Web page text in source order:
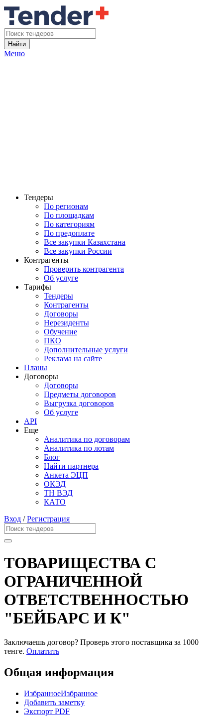
Найти
Меню
Тендеры
По регионам
По площадкам
По категориям
По предоплате
Все закупки Казахстана
Все закупки России
Контрагенты
Проверить контрагента
Об услуге
Тарифы
Тендеры
Контрагенты
Договоры
Нерезиденты
Обучение
ПКО
Дополнительные услуги
Реклама на сайте
Планы
Договоры
Договоры
Предметы договоров
Выгрузка договоров
Об услуге
API
Еще
Аналитика по договорам
Аналитика по лотам
Блог
Найти партнера
Анкета ЭЦП
ОКЭД
ТН ВЭД
КАТО
Вход /Регистрация
ТОВАРИЩЕСТВА С
ОГРАНИЧЕННОЙ
ОТВЕТСТВЕННОСТЬЮ
"БЕЙБАРС И К"
Заключаешь договор? Проверь этого поставщика за 1000
тенге. Оплатить
Общая информация
ИзбранноеИзбранное
Добавить заметку
Экспорт PDF